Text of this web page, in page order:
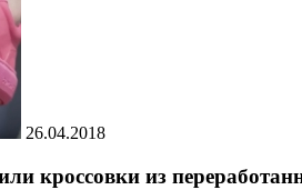
26.04.2018
кроссовки из